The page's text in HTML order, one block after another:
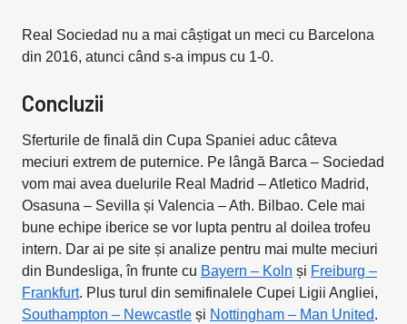
Real Sociedad nu a mai câștigat un meci cu Barcelona
din 2016, atunci când s-a impus cu 1-0.
Concluzii
Sferturile de finală din Cupa Spaniei aduc câteva
meciuri extrem de puternice. Pe lângă Barca – Sociedad
vom mai avea duelurile Real Madrid – Atletico Madrid,
Osasuna – Sevilla și Valencia – Ath. Bilbao. Cele mai
bune echipe iberice se vor lupta pentru al doilea trofeu
intern. Dar ai pe site și analize pentru mai multe meciuri
din Bundesliga, în frunte cu Bayern – Koln și Freiburg –
Frankfurt. Plus turul din semifinalele Cupei Ligii Angliei,
Southampton – Newcastle și Nottingham – Man United.